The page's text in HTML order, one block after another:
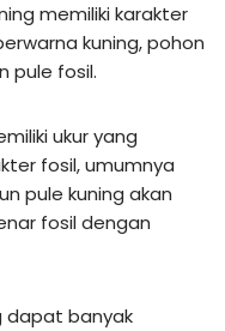
memiliki karakter
kuning, pohon
pule fosil.
ukur yang
fosil, umumnya
pule kuning akan
fosil dengan
dapat banyak